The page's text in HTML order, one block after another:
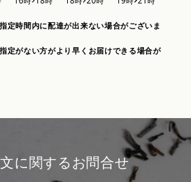
定時間内に配達が出来ない場合がございま
定がない方がより早くお届けできる場合が
に関するお問合せ